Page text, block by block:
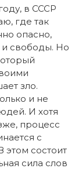
в СССР
где так
опасно,
и свободы. Но
зло.
и не
И хотя
процесс
с
этом состоит
сила слов